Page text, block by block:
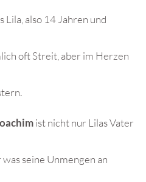
Lila, also 14 Jahren und
oft Streit, aber im Herzen
ist nicht nur Lilas Vater
seine Unmengen an